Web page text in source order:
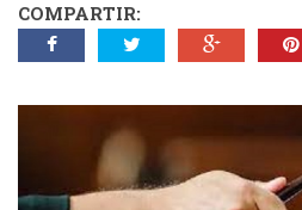
COMPARTIR: